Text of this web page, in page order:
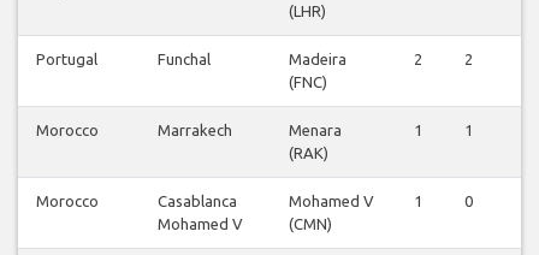
(LHR)
Portugal Funchal
Madeira
(FNC)
2 2
Morocco Marrakech
Menara
(RAK)
1 1
Morocco
Casablanca
Mohamed V
Mohamed V
(CMN)
1 0